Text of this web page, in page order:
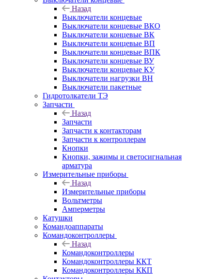
Назад
Выключатели концевые
Выключатели концевые ВКО
Выключатели концевые ВК
Выключатели концевые ВП
Выключатели концевые ВПК
Выключатели концевые ВУ
Выключатели концевые КУ
Выключатели нагрузки ВН
Выключатели пакетные
Гидротолкатели ТЭ
Запчасти
Назад
Запчасти
Запчасти к контакторам
Запчасти к контроллерам
Кнопки
Кнопки, зажимы и светосигнальная
арматура
Измерительные приборы
Назад
Измерительные приборы
Вольтметры
Амперметры
Катушки
Командоаппараты
Командоконтроллеры
Назад
Командоконтроллеры
Командоконтроллеры ККТ
Командоконтроллеры ККП